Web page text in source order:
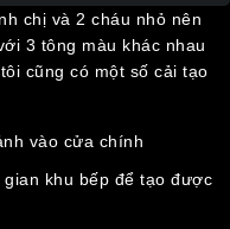
chị và 2 cháu nhỏ nên
3 tông màu khác nhau
cũng có một số cải tạo
vào cửa chính
khu bếp để tạo được